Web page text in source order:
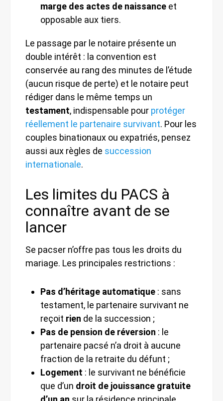
marge des actes de naissance et
opposable aux tiers.
Le passage par le notaire présente un
double intérêt : la convention est
conservée au rang des minutes de l’étude
(aucun risque de perte) et le notaire peut
rédiger dans le même temps un
testament, indispensable pour protéger
réellement le partenaire survivant. Pour les
couples binationaux ou expatriés, pensez
aussi aux règles de succession
internationale.
Les limites du PACS à
connaître avant de se
lancer
Se pacser n’offre pas tous les droits du
mariage. Les principales restrictions :
Pas d’héritage automatique : sans
testament, le partenaire survivant ne
reçoit rien de la succession ;
Pas de pension de réversion : le
partenaire pacsé n’a droit à aucune
fraction de la retraite du défunt ;
Logement : le survivant ne bénéficie
que d’un droit de jouissance gratuite